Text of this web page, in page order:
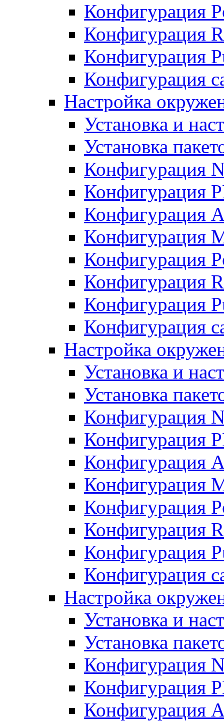
Конфигурация
Конфигурация
Конфигурация
Конфигурация
Настройка
Установка и
Установка
Конфигурация
Конфигурация
Конфигурация
Конфигурация
Конфигурация
Конфигурация
Конфигурация
Конфигурация
Настройка
Установка и
Установка
Конфигурация
Конфигурация
Конфигурация
Конфигурация
Конфигурация
Конфигурация
Конфигурация
Конфигурация
Настройка
Установка и
Установка
Конфигурация
Конфигурация
Конфигурация